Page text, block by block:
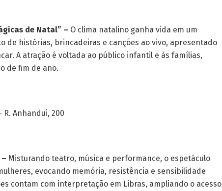
de Natal” – O clima natalino ganha vida em um
de histórias, brincadeiras e canções ao vivo, apresentado
A atração é voltada ao público infantil e às famílias,
de fim de ano.
R. Anhandui, 200
Misturando teatro, música e performance, o espetáculo
evocando memória, resistência e sensibilidade
contam com interpretação em Libras, ampliando o acesso